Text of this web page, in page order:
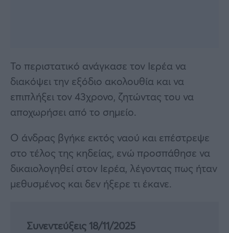
Το περιστατικό ανάγκασε τον Ιερέα να
διακόψει την εξόδιο ακολουθία και να
επιπλήξει τον 43χρονο, ζητώντας του να
αποχωρήσει από το σημείο.
Ο άνδρας βγήκε εκτός ναού και επέστρεψε
στο τέλος της κηδείας, ενώ προσπάθησε να
δικαιολογηθεί στον Ιερέα, λέγοντας πως ήταν
μεθυσμένος και δεν ήξερε τι έκανε.
Συνεντεύξεις 18/11/2025